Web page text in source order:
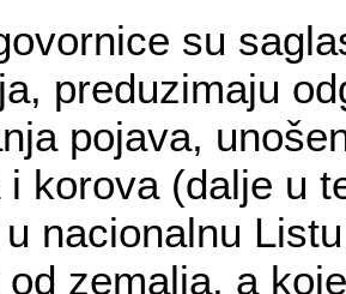
su
preduzimaju
pojava,
i korova (dalje u
nacionalnu
zemalja, a